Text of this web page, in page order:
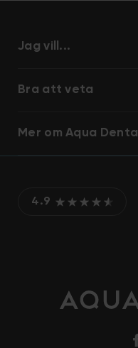
Jag vill...
Bra att veta
Mer om Aqua Dental
4.9